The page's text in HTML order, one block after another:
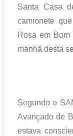
Santa Casa
camionete
Rosa em
manhã desta
Segundo o
Avançado de
estava